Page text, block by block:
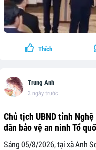
Thích
Trung Anh
3 ngày trước
Chủ tịch UBND tỉnh
dân bảo vệ an ninh Tổ
Sáng 05/8/2026, tại xã Anh